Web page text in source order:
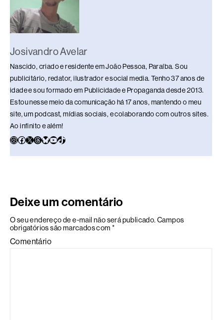
k
n
Josivandro Avelar
Nascido, criado e residente em João Pessoa, Paraíba. Sou
publicitário, redator, ilustrador e social media. Tenho 37 anos de
idade e sou formado em Publicidade e Propaganda desde 2013.
Estou nesse meio da comunicação há 17 anos, mantendo o meu
site, um podcast, mídias sociais, e colaborando com outros sites.
Ao infinito e além!
Deixe um comentário
O seu endereço de e-mail não será publicado. Campos
obrigatórios são marcados com *
Comentário